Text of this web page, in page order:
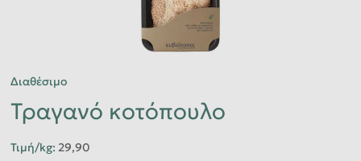
Διαθέσιμο
Τραγανό κοτόπουλο
Τιμή/kg: 29,90